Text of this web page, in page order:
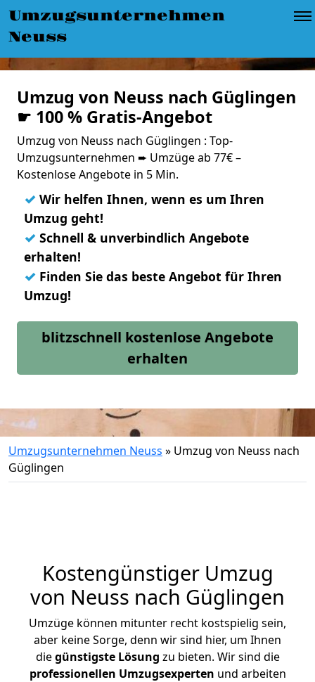
Umzugsunternehmen
Neuss
Umzug von Neuss nach Güglingen
☛ 100 % Gratis-Angebot
Umzug von Neuss nach Güglingen : Top-
Umzugsunternehmen ➨ Umzüge ab 77€ –
Kostenlose Angebote in 5 Min.
✓ Wir helfen Ihnen, wenn es um Ihren
Umzug geht!
✓ Schnell & unverbindlich Angebote
erhalten!
✓ Finden Sie das beste Angebot für Ihren
Umzug!
blitzschnell kostenlose Angebote
erhalten
Umzugsunternehmen Neuss » Umzug von Neuss nach
Güglingen
Kostengünstiger Umzug
von Neuss nach Güglingen
Umzüge können mitunter recht kostspielig sein,
aber keine Sorge, denn wir sind hier, um Ihnen
diegünstigste Lösung zu bieten. Wir sind die
professionellen Umzugsexperten und arbeiten